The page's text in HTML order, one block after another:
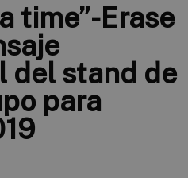
time”-Erase
del stand de
para